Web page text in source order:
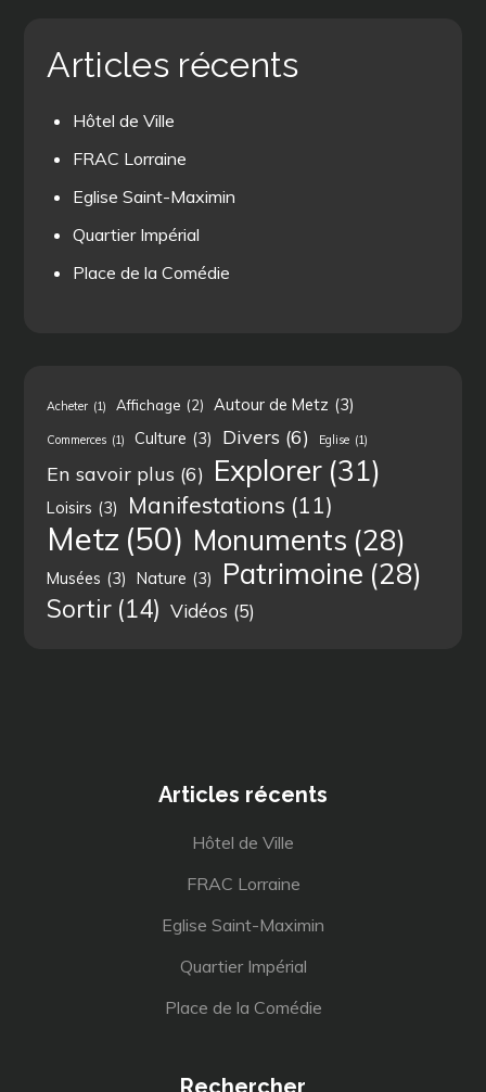
Articles récents
Hôtel de Ville
FRAC Lorraine
Eglise Saint-Maximin
Quartier Impérial
Place de la Comédie
Acheter (1) Affichage (2) Autour de Metz (3)
Commerces (1) Culture (3) Divers (6) Eglise (1)
En savoir plus (6) Explorer (31)
Loisirs (3) Manifestations (11)
Metz (50) Monuments (28)
Musées (3) Nature (3) Patrimoine (28)
Sortir (14) Vidéos (5)
Articles récents
Hôtel de Ville
FRAC Lorraine
Eglise Saint-Maximin
Quartier Impérial
Place de la Comédie
Rechercher